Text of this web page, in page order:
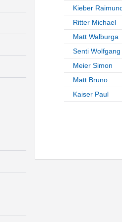
Kieber
Ritter Michael
Matt Walburga
Senti Wolfgang
Meier Simon
Matt Bruno
Kaiser Paul